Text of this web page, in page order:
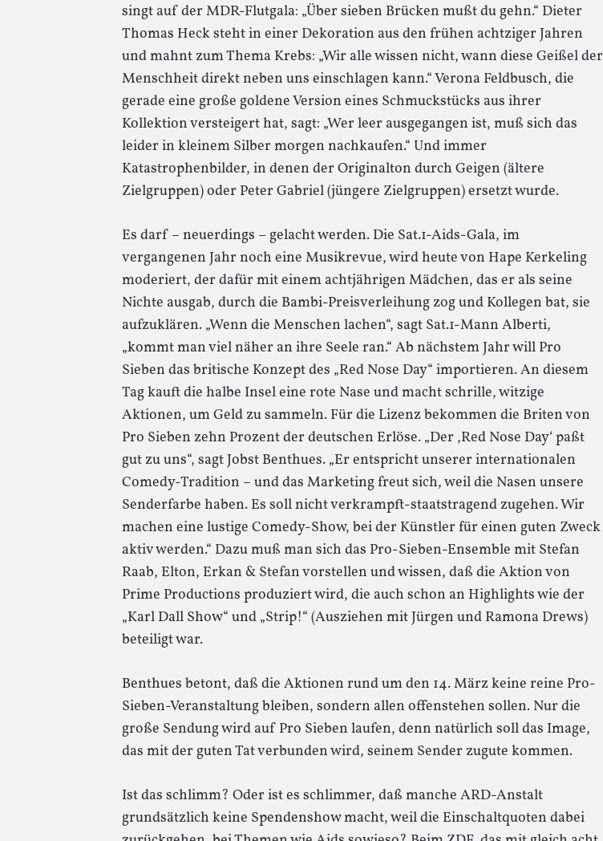
singt auf der MDR-Flutgala: „Über sieben Brücken mußt du gehn.“ Dieter
Thomas Heck steht in einer Dekoration aus den frühen achtziger Jahren
und mahnt zum Thema Krebs: „Wir alle wissen nicht, wann diese Geißel der
Menschheit direkt neben uns einschlagen kann.“ Verona Feldbusch, die
gerade eine große goldene Version eines Schmuckstücks aus ihrer
Kollektion versteigert hat, sagt: „Wer leer ausgegangen ist, muß sich das
leider in kleinem Silber morgen nachkaufen.“ Und immer
Katastrophenbilder, in denen der Originalton durch Geigen (ältere
Zielgruppen) oder Peter Gabriel (jüngere Zielgruppen) ersetzt wurde.
Es darf – neuerdings – gelacht werden. Die Sat.1-Aids-Gala, im
vergangenen Jahr noch eine Musikrevue, wird heute von Hape Kerkeling
moderiert, der dafür mit einem achtjährigen Mädchen, das er als seine
Nichte ausgab, durch die Bambi-Preisverleihung zog und Kollegen bat, sie
aufzuklären. „Wenn die Menschen lachen“, sagt Sat.1-Mann Alberti,
„kommt man viel näher an ihre Seele ran.“ Ab nächstem Jahr will Pro
Sieben das britische Konzept des „Red Nose Day“ importieren. An diesem
Tag kauft die halbe Insel eine rote Nase und macht schrille, witzige
Aktionen, um Geld zu sammeln. Für die Lizenz bekommen die Briten von
Pro Sieben zehn Prozent der deutschen Erlöse. „Der ,Red Nose Day‘ paßt
gut zu uns“, sagt Jobst Benthues. „Er entspricht unserer internationalen
Comedy-Tradition – und das Marketing freut sich, weil die Nasen unsere
Senderfarbe haben. Es soll nicht verkrampft-staatstragend zugehen. Wir
machen eine lustige Comedy-Show, bei der Künstler für einen guten Zweck
aktiv werden.“ Dazu muß man sich das Pro-Sieben-Ensemble mit Stefan
Raab, Elton, Erkan & Stefan vorstellen und wissen, daß die Aktion von
Prime Productions produziert wird, die auch schon an Highlights wie der
„Karl Dall Show“ und „Strip!“ (Ausziehen mit Jürgen und Ramona Drews)
beteiligt war.
Benthues betont, daß die Aktionen rund um den 14. März keine reine Pro-
Sieben-Veranstaltung bleiben, sondern allen offenstehen sollen. Nur die
große Sendung wird auf Pro Sieben laufen, denn natürlich soll das Image,
das mit der guten Tat verbunden wird, seinem Sender zugute kommen.
Ist das schlimm? Oder ist es schlimmer, daß manche ARD-Anstalt
grundsätzlich keine Spendenshow macht, weil die Einschaltquoten dabei